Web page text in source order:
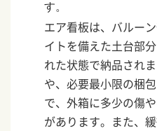
す。
エア看板は、バルー
イトを備えた土台部
れた状態で納品され
や、必要最小限の梱
で、外箱に多少の傷
があります。また、